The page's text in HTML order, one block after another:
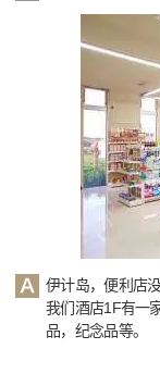
伊计岛，便利店没
我们酒店1F有一
品，纪念品等。